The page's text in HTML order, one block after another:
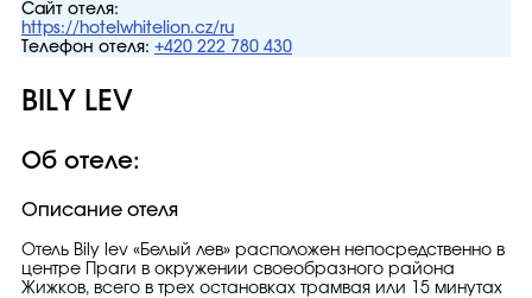
Сайт отеля:
https://hotelwhitelion.cz/ru
Телефон отеля: +420 222 780 430
BILY LEV
Об отеле:
Описание отеля
Отель Bily lev «Белый лев» расположен непосредственно в
центре Праги в окружении своеобразного района
Жижков, всего в трех остановках трамвая или 15 минутах